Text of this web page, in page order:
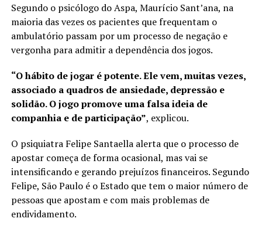
Segundo o psicólogo do Aspa, Maurício Sant’ana, na
maioria das vezes os pacientes que frequentam o
ambulatório passam por um processo de negação e
vergonha para admitir a dependência dos jogos.
“O hábito de jogar é potente. Ele vem, muitas vezes,
associado a quadros de ansiedade, depressão e
solidão. O jogo promove uma falsa ideia de
companhia e de participação”, explicou.
O psiquiatra Felipe Santaella alerta que o processo de
apostar começa de forma ocasional, mas vai se
intensificando e gerando prejuízos financeiros. Segundo
Felipe, São Paulo é o Estado que tem o maior número de
pessoas que apostam e com mais problemas de
endividamento.